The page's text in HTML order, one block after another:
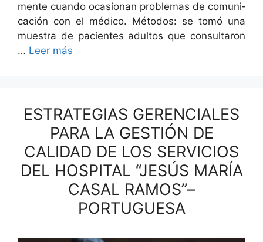
mente cuan­do oca­sio­n­an prob­le­mas de comu­ni­
cación con el médi­co. Méto­dos: se tomó una
mues­tra de pacientes adul­tos que con­sul­taron
… Leer más
ESTRATEGIAS GERENCIALES
PARA LA GESTIÓN DE
CALIDAD DE LOS SERVICIOS
DEL HOSPITAL “JESÚS MARÍA
CASAL RAMOS”–
PORTUGUESA